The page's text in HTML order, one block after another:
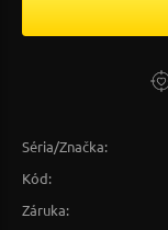
Séria/Značka:
Kód:
Záruka: